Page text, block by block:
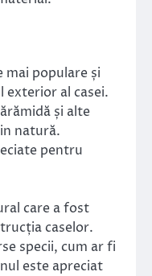
mai populare și
exterior al casei.
și alte
natură.
pentru
care a fost
caselor.
specii, cum ar fi
este apreciat